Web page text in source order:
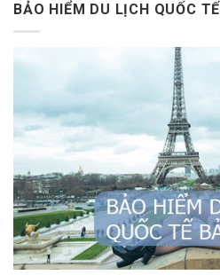
BẢO HIỂM DU LỊCH QUỐC TẾ